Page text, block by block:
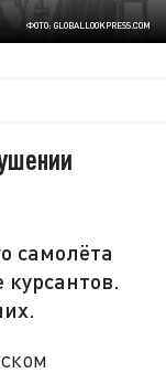
ФОТО: GLOBALLOOKPRESS.COM
самолёта